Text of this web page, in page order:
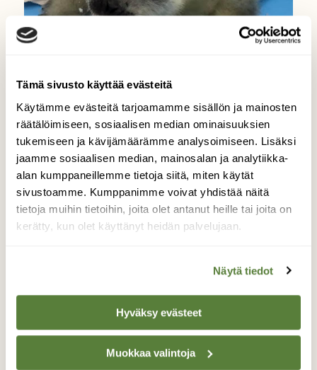
Tämä sivusto käyttää evästeitä
Käytämme evästeitä tarjoamamme sisällön ja mainosten
räätälöimiseen, sosiaalisen median ominaisuuksien
tukemiseen ja kävijämäärämme analysoimiseen. Lisäksi
jaamme sosiaalisen median, mainosalan ja analytiikka-
alan kumppaneillemme tietoja siitä, miten käytät
sivustoamme. Kumppanimme voivat yhdistää näitä
tietoja muihin tietoihin, joita olet antanut heille tai joita on
kerätty, kun olet käyttänyt heidän palvelujaan.
Näytä tiedot
Hyväksy evästeet
Muokkaa valintoja
Itämerennorpat pulassa
Suomenlahdella – Pietarissa
tuotiin jo kuutti
eläinhoitolaan